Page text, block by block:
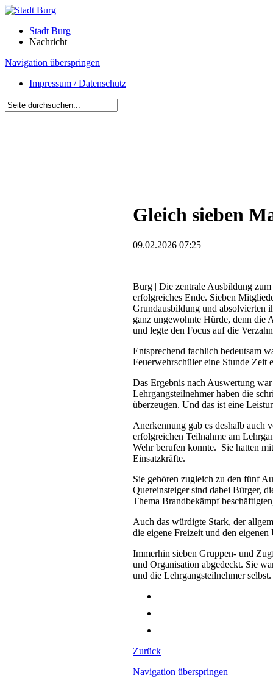
Stadt Burg
Nachricht
Navigation überspringen
Impressum / Datenschutz
Gleich sieben
09.02.2026 07:25
Burg | Die zentrale Ausbildung
erfolgreiches Ende. Sieben
Grundausbildung und absolvierten
ganz ungewohnte Hürde, denn die
und legte den Focus auf die
Entsprechend fachlich bedeutsam
Feuerwehrschüler eine Stunde Zeit
Das Ergebnis nach Auswertung
Lehrgangsteilnehmer haben die
überzeugen. Und das ist eine
Anerkennung gab es deshalb auch
erfolgreichen Teilnahme am
Wehr berufen konnte. Sie hatten
Einsatzkräfte.
Sie gehören zugleich zu den fünf
Quereinsteiger sind dabei Bürger,
Thema Brandbekämpf
Auch das würdigte Stark, der
die eigene Freizeit und den
Immerhin sieben Gruppen- und
und Organisation abgedeckt. Sie
und die Lehrgangsteilnehmer selbst.
Zurück
Navigation überspringen